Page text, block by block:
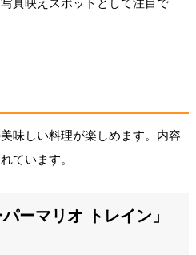
味しい料理が楽しめます。内容
ています。
ーマリオ トレイン」